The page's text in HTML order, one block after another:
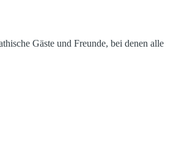
Gäste und Freunde, bei denen alle